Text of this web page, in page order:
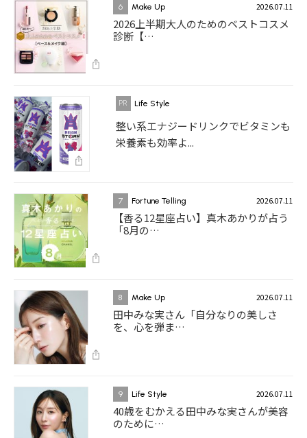
6 Make Up 2026.07.11
2026上半期大人のためのベストコスメ
診断【…
Life Style
整い系エナジードリンクでビタミンも
栄養素も効率よ...
7 Fortune Telling 2026.07.11
【香る12星座占い】真木あかりが占う
「8月の…
8 Make Up 2026.07.11
田中みな実さん「自分なりの美しさ
を、心を弾ま…
9 Life Style 2026.07.11
40歳をむかえる田中みな実さんが美容
のために…